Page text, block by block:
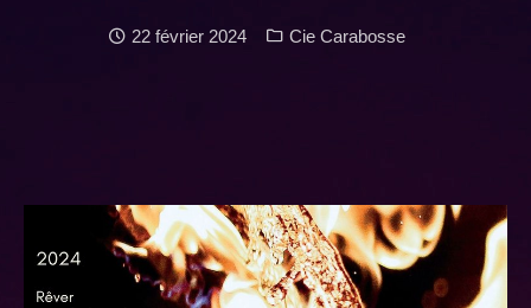
Date :
22 février 2024 Catégories :
Cie Carabosse